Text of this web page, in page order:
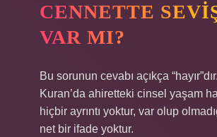
CENNETTE
VAR MI?
Bu sorunun cevabı açıkça
Kuran’da ahiretteki cinsel yaşam
hiçbir ayrıntı yoktur, var olup
net bir ifade yoktur.